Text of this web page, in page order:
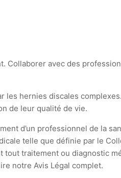
Collaborer avec des
hernies discales
de leur qualité de vie.
d’un professionnel de la
telle que définie par le
tout traitement ou diagnostic
notre Avis Légal complet.